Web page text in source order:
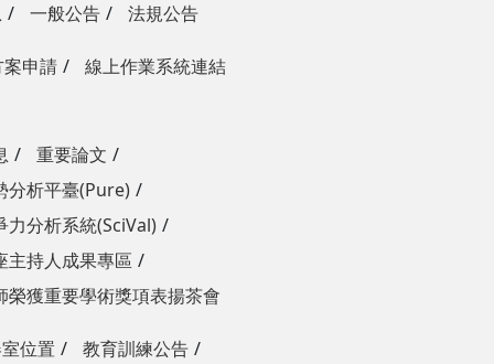
一般公告 法規公告
申請 線上作業系統連結
重要論文
分析平臺(Pure)
力分析系統(SciVal)
主持人成果專區
榮獲重要學術獎項表揚茶會
位置 教育訓練公告